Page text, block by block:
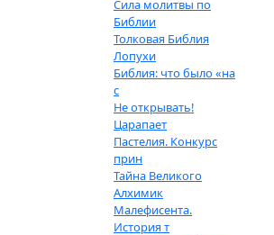
Сила молитвы по
Библии
Толковая Библия
Лопухи
Библия: что было «на
с
Не открывать!
Царапает
Пастелия. Конкурс
прин
Тайна Великого
Алхимик
Малефисента.
История т